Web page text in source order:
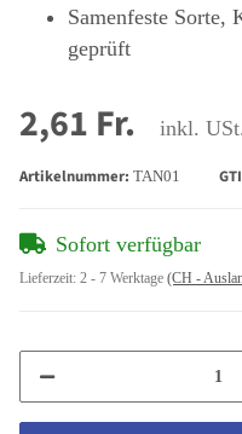
Samenfeste Sorte,
geprüft
2,61 Fr. inkl.
Artikelnummer: TAN01
Sofort verfügbar
Lieferzeit: 2 - 7 Werktage (CH -